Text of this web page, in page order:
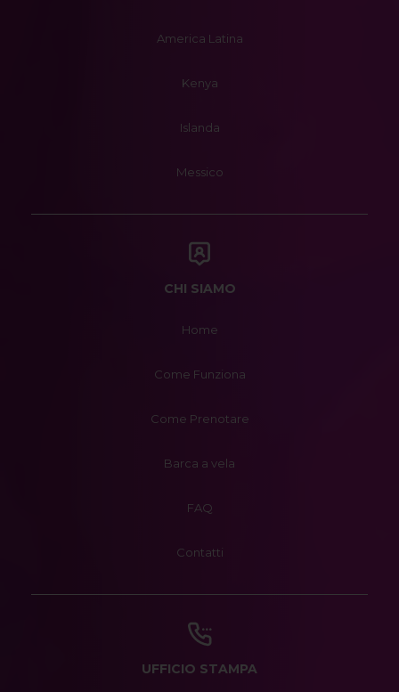
America Latina
Kenya
Islanda
Messico
CHI SIAMO
Home
Come Funziona
Come Prenotare
Barca a vela
FAQ
Contatti
UFFICIO STAMPA